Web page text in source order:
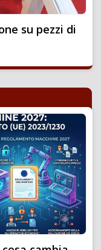
su pezzi di